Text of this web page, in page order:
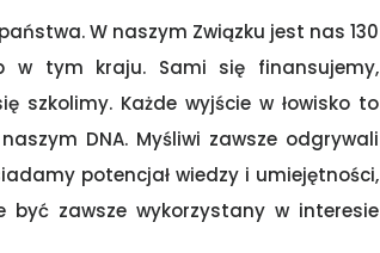
W naszym Związku jest nas 130
w tym kraju. Sami się finansujemy,
szkolimy. Każde wyjście w łowisko to
DNA. Myśliwi zawsze odgrywali
potencjał wiedzy i umiejętności,
zawsze wykorzystany w interesie